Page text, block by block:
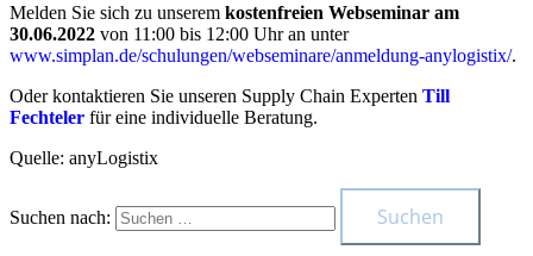
Melden Sie sich zu unserem kostenfreien Webseminar am
30.06.2022 von 11:00 bis 12:00 Uhr an unter
www.simplan.de/schulungen/webseminare/anmeldung-anylogistix/.
Oder kontaktieren Sie unseren Supply Chain Experten Till
Fechteler für eine individuelle Beratung.
Quelle: anyLogistix
Suchen nach: